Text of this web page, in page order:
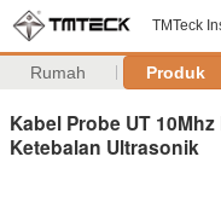
TMTeck
Rumah Produk
Kabel Probe UT
Ketebalan Ultrasonik